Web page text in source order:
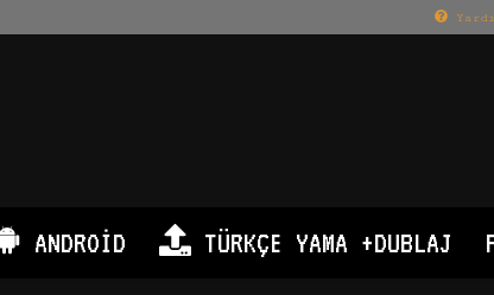
ANDROID TÜRKÇE YAMA +DUBLAJ